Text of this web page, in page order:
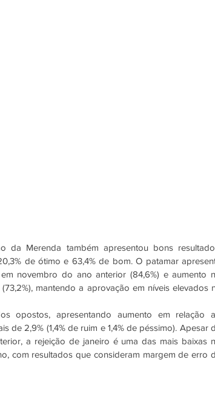
da Merenda também apresentou bons
de ótimo e 63,4% de bom. O patamar
novembro do ano anterior (84,6%) e aumento
mantendo a aprovação em níveis elevados
opostos, apresentando aumento em relação
de 2,9% (1,4% de ruim e 1,4% de péssimo). Apesar
a rejeição de janeiro é uma das mais baixas
com resultados que consideram margem de erro